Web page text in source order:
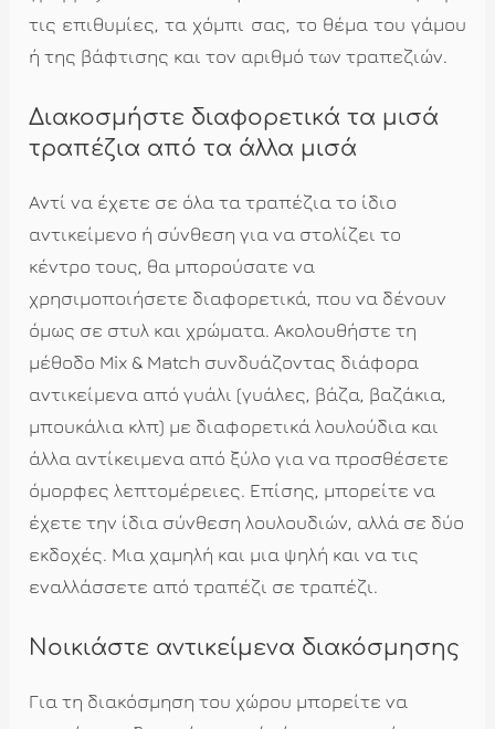
τις επιθυμίες, τα χόμπι σας, το θέμα του γάμου
ή της βάφτισης και τον αριθμό των τραπεζιών.
Διακοσμήστε διαφορετικά τα μισά
τραπέζια από τα άλλα μισά
Αντί να έχετε σε όλα τα τραπέζια το ίδιο
αντικείμενο ή σύνθεση για να στολίζει το
κέντρο τους, θα μπορούσατε να
χρησιμοποιήσετε διαφορετικά, που να δένουν
όμως σε στυλ και χρώματα. Ακολουθήστε τη
μέθοδο Mix & Match συνδυάζοντας διάφορα
αντικείμενα από γυάλι (γυάλες, βάζα, βαζάκια,
μπουκάλια κλπ) με διαφορετικά λουλούδια και
άλλα αντίκειμενα από ξύλο για να προσθέσετε
όμορφες λεπτομέρειες. Επίσης, μπορείτε να
έχετε την ίδια σύνθεση λουλουδιών, αλλά σε δύο
εκδοχές. Μια χαμηλή και μια ψηλή και να τις
εναλλάσσετε από τραπέζι σε τραπέζι.
Νοικιάστε αντικείμενα διακόσμησης
Για τη διακόσμηση του χώρου μπορείτε να